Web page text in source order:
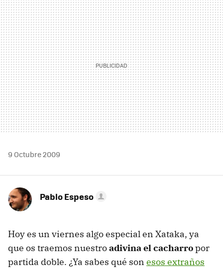
MAIL
9 Octubre 2009
Pablo Espeso
Hoy es un viernes algo especial en Xataka, ya
que os traemos nuestroadivina el cacharropor
partida doble. ¿Ya sabes qué son esos extraños